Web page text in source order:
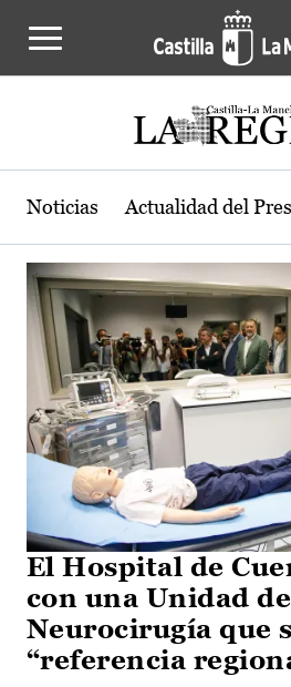
Actualidad de la
Noticias Actualidad del
El Hospital de
con una Unidad de
Neurocirugía que
“referencia